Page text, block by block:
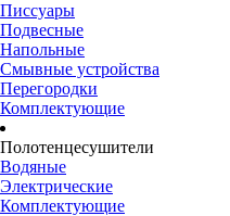
Писсуары
Подвесные
Напольные
Смывные устройства
Перегородки
Комплектующие
Полотенцесушители
Водяные
Электрические
Комплектующие